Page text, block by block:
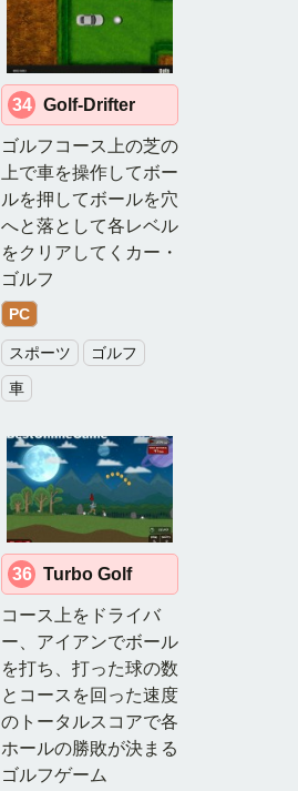
34 Golf-Drifter
ゴルフコース上の芝の
上で車を操作してボー
ルを押してボールを穴
へと落として各レベル
をクリアしてくカー・
ゴルフ
PC
スポーツ
ゴルフ
車
36 Turbo Golf
コース上をドライバ
ー、アイアンでボール
を打ち、打った球の数
とコースを回った速度
のトータルスコアで各
ホールの勝敗が決まる
ゴルフゲーム